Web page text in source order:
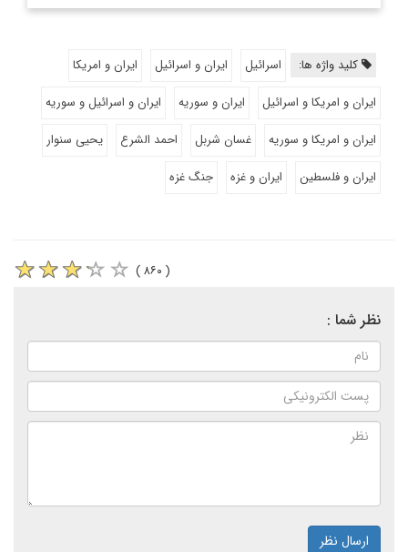
کلید واژه ها: اسرائیل ایران و اسرائیل
ایران و امریکا
ایران و امریکا و اسرائیل
ایران و سوریه
ایران و اسرائیل و سوریه
ایران و امریکا و سوریه
غسان شربل احمد الشرع
یحیی سنوار
ایران و فلسطین
ایران و غزه جنگ غزه
( ۸۶۰ )
نظر شما :
ارسال نظر